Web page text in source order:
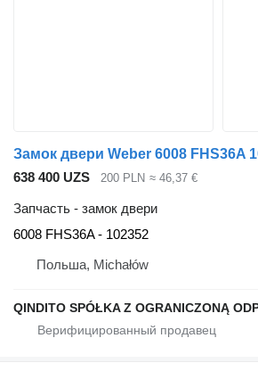
638 400 UZS 200 PLN ≈ 46,37 €
Запчасть - замок двери
6008 FHS36A - 102352
Польша, Michałów